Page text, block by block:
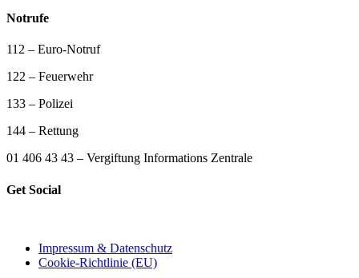
Notrufe
112 – Euro-Notruf
122 – Feuerwehr
133 – Polizei
144 – Rettung
01 406 43 43 – Vergiftung Informations Zentrale
Get Social
Impressum & Datenschutz
Cookie-Richtlinie (EU)